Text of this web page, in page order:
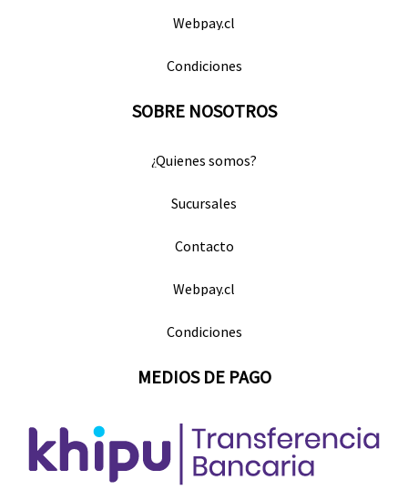
Webpay.cl
Condiciones
SOBRE NOSOTROS
¿Quienes somos?
Sucursales
Contacto
Webpay.cl
Condiciones
MEDIOS DE PAGO